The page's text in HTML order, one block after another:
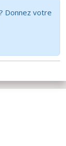
Donnez votre